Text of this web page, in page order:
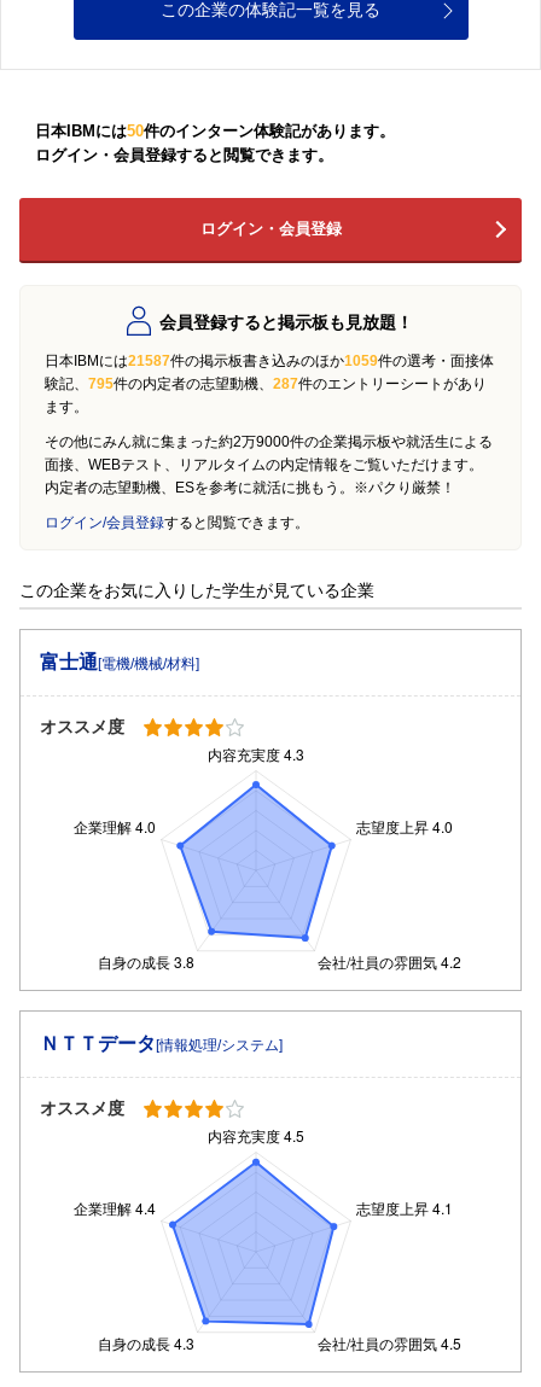
この企業の体験記一覧を見る
日本IBMには50件のインターン体験記があります。
ログイン・会員登録すると閲覧できます。
ログイン・会員登録
会員登録すると掲示板も見放題！
日本IBMには21587件の掲示板書き込みのほか1059件の選考・面接体
験記、 795件の内定者の志望動機、 287件のエントリーシートがあり
ます。
その他にみん就に集まった約2万9000件の企業掲示板や就活生による
面接、WEBテスト、リアルタイムの内定情報をご覧いただけます。
内定者の志望動機、ESを参考に就活に挑もう。※パクり厳禁！
ログイン/会員登録すると閲覧できます。
この企業をお気に入りした学生が見ている企業
富士通[電機/機械/材料]
オススメ度
ＮＴＴデータ[情報処理/システム]
オススメ度